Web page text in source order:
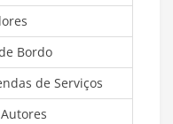
Bordo
de Serviços